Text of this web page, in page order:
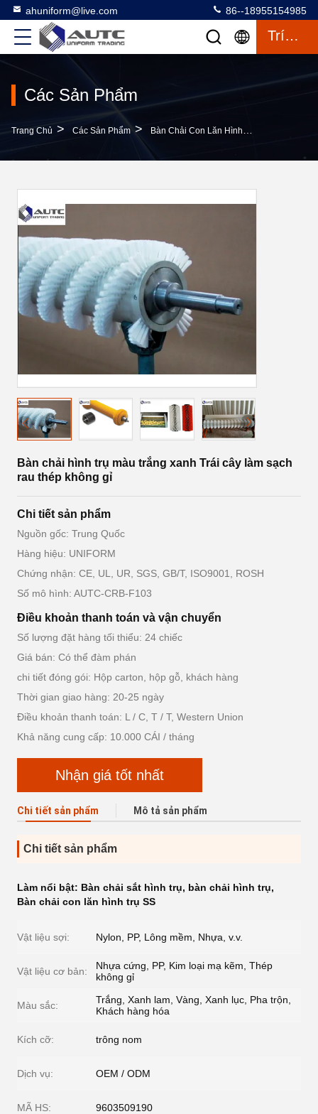
ahuniform@live.com 86--18955154985
Trích Dẫn
Các Sản Phẩm
Trang Chủ > Các Sản Phẩm > Bàn Chải Con Lăn Hình Trụ
Bàn chải hình trụ màu trắng xanh Trái cây làm sạch
rau thép không gỉ
Chi tiết sản phẩm
Nguồn gốc: Trung Quốc
Hàng hiệu: UNIFORM
Chứng nhận: CE, UL, UR, SGS, GB/T, ISO9001, ROSH
Số mô hình: AUTC-CRB-F103
Điều khoản thanh toán và vận chuyển
Số lượng đặt hàng tối thiểu: 24 chiếc
Giá bán: Có thể đàm phán
chi tiết đóng gói: Hộp carton, hộp gỗ, khách hàng
Thời gian giao hàng: 20-25 ngày
Điều khoản thanh toán: L / C, T / T, Western Union
Khả năng cung cấp: 10.000 CÁI / tháng
Nhận giá tốt nhất
Chi tiết sản phẩm Mô tả sản phẩm
Chi tiết sản phẩm
Làm nổi bật: Bàn chải sắt hình trụ, bàn chải hình trụ,
Bàn chải con lăn hình trụ SS
Vật liệu sợi: Nylon, PP, Lông mềm, Nhựa, v.v.
Vật liệu cơ bản:
Nhựa cứng, PP, Kim loại mạ kẽm, Thép
không gỉ
Màu sắc:
Trắng, Xanh lam, Vàng, Xanh lục, Pha trộn,
Khách hàng hóa
Kích cỡ: trông nom
Dịch vụ: OEM / ODM
MÃ HS: 9603509190